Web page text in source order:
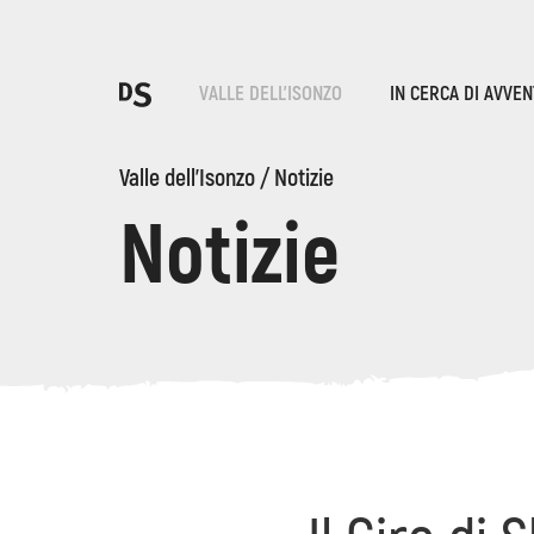
VALLE DELL'ISONZO IN CERCA DI
Valle dell'Isonzo/Notizie
NotizieLE GOLE DI TOLMIN